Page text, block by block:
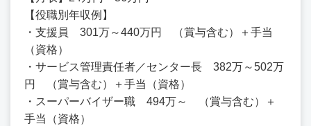
【役職別年収例】
・支援員 301万～440万円 （賞与含む）＋手当
（資格）
・サービス管理責任者／センター長 382万～502万
円 （賞与含む）＋手当（資格）
・スーパーバイザー職 494万～ （賞与含む）＋
手当（資格）